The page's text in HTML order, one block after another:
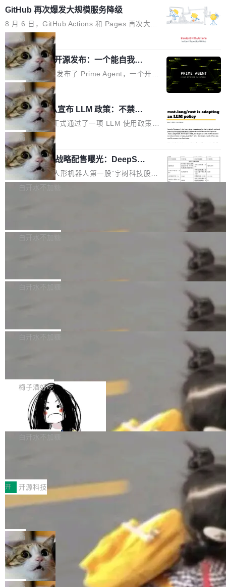
他引用的帖子来自 Mathew Shen，一位 ICLR 2
026 的读者：「看了篇 ...
理由很具体。FA 系列不需要解释，但 FA2 是他
认为最重要的一个——复杂度恰到好处，刚好能
驱动你去学 CuTe，但还没被那些"邪恶的" Hopp
er++ 优化所淹没，足够容易修改和适配。 更关
键的是 FA2 的持久性...
鸿蒙通过统一技术底座和分布式能力，为不同类
型智能设备的开发、连接与互联提供关键支撑，
也为产业链企业探索产品创新与商业增长打开新
的空间。 8月14日，开源鸿蒙智能硬件开发者日
（OHDD：OpenHarmony Hardware Develope
r Day）将在杭州启航。活动面向智能硬件产业
链企业和开发者，邀请行业专家与资深技术顾
问，围绕开源鸿蒙技术能力、设备适配、芯片适
配、功耗与稳定性调优、兼容性测评及统一互联
等内容展开系统讲解和实战交流，帮助企业进一
步了解开源鸿蒙在智能...
GitHub 再次爆发大规模服务降级
8 月 6 日，GitHub Actions 和 Pages 再次大规
模服务降级，Actions 完全不可用超过 5 小时，
webhook 停发，连自托管 runner 也因调度层故
障无法工作。Pages、Copilot code review、C
opilot coding agent 全部受影响。从检测到完全
恢复，大约 12 小时。 这是 2026 年 8 月的第六
起事故，其中四起与 AI/Copilot 服务相关。 Git
Hub 员工 kdaigle 在 HN 讨论中贴出了一组数
据：2025 年全年 10 亿次 commit。现在，每周
2.75 亿次，全年预计 140 亿次。GitHub...
局
Prime Agent 开源发布：一个能自我改
进的编程 Agent，ARC-AGI 3 超越人类
专家基线
Prime Intellect 发布了 Prime Agent，一个开源
的编程 Agent Harness，核心设计围绕两个抽
象：Recursive Language Model（RLM）和 C
ontinual Harness。在 ARC-AGI 3 基准测试
上，Prime Agent + Opus 5 的组合达到了 95.
5% RHAE Best@1，超过了 ARC 报告的人类专
家基线 95.4%。 不是又一个 coding agent 包装
器 Prime Agent 的架构和市面上大多数 coding
agent 有本质区别。大多数 agent harness 的设
计是基于早期模型的能力—...
局
Rust 项目团队宣布 LLM 政策：不禁
止，但你要承认哪些代码不是你写的
Rust 语言项目正式通过了一项 LLM 使用政策，
覆盖 rust-lang/rust 单一仓库的代码贡献。这不
是项目级别的官方立场，目前由五个团队采纳，
但它可能是主流开源项目中关于 AI 辅助贡献最
细致的一份规则。 政策的核心只有一句话：LLM
可以用来分析、提炼、审阅、建议，但不能用来
不得生成涉及安全性的关键变更，除非作者本身
局
宇树科技 IPO 战略配售曝光：DeepSe
ek 获配 93.3 万股，锁定 36 个月
8月6日晚间，“人形机器人第一股”宇树科技股份
有限公司披露IPO发行价格及战略配售结果，杭
36个月。 公告显示，本次宇树科技战略配售对
员工参与设立的专项资产管理计划。其中，Dee
获配9...
白开水不加糖
Bug fixes and enhancements 修复多次传递同
一个回归问题，该问题导致拉取镜像时会拒绝包
题，该问题可能导致在旧版 Linux 内核...
白开水不加糖
e 孵化器项目管理委员会（IPMC）投票中获得
P）！这一里程碑不仅标志着 Fluss 迈入新的发
白开水不加糖
长期停止内容更新，未能实现其作为“AI版维基百
提交的编辑请求也长期处于待处理状态。 Groki
pedia 于去年底上线，定位为由人工智能生成内
容的百科平台，被马斯克视为传统众包百科网站
维基百科的替代方案。Lawfare 调查发现，无论
热门页面还是低关注度页面，均未出现近期更
白开水不加糖
是这样的：配 MessageSource 的 Bean、写 R
eloadableResourceBundleMessageSource、
声明 LocaleResolver、注册 LocaleChangeInt
erceptor…五六步之后才能看到第一行翻译文
本。 Solon 换了个方式。整个 i18n 模块围绕三
梅子酒好吃
Apache Doris 4.1 全面增强 Iceberg：
支持 UPDATE、MERGE INTO 与 Iceb
erg V3
Apache Doris 4.1 要补齐的，正是缺失的那一
半。在已有查询能力的基础上，Doris 进一步支
常维护操作，并完整支持 Iceberg V3 格式。
白开水不加糖
村国家自主创新示范区会议中心开幕。本届大会
由中关村智联软件服务业质量创新联盟主办，以
“智构可信·质创未来——AI原生时代的质量新范
式”为主题，直面AI从实验室走向规模化产业落地
的核心质量命题。会上，《2026智能研发生产力
工具选型手册》发布，Testin云测的Testin XAge
nt智能测试系统入选AI测试领域代表产品。对CI
O而言，这提示了一个转变：AI测试正在从效率
工具升级为企业的质量基础设施。 CIO面对的新
开 开源科技
让非法状态不可表示：一篇关于 ADT
有一种东西，一旦用过就回不去了。Alex Fedos
eev 管它叫"软件设计的基石"。 他说的东西不新
鲜——代数数据类型（ADT），尤其是和类型
（sum type）。但他说清楚了一件事：这不是类
型系统的学术体操，是日常编码的思维方式。 文
章从一个简单的例子切入。一个网站的深色主题
局
Cloudflare 开源内部企业 AI 平台 Clou
dflare OS
Cloudflare 发布了一个开源项目 Cloudflare O
S。如果你只看官方博客，你会觉得这是又一